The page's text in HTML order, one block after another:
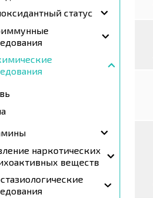
статус
наркотических
веществ